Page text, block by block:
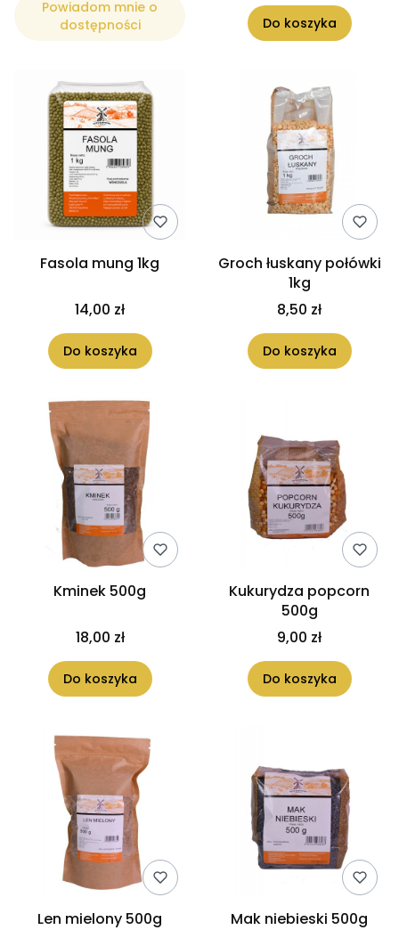
Powiadom mnie o
dostępności
Do koszyka
Fasola mung 1kg
14,00 zł
Do koszyka
Groch łuskany połówki
1kg
8,50 zł
Do koszyka
Kminek 500g
18,00 zł
Do koszyka
Kukurydza popcorn
500g
9,00 zł
Do koszyka
Len mielony 500g Mak niebieski 500g